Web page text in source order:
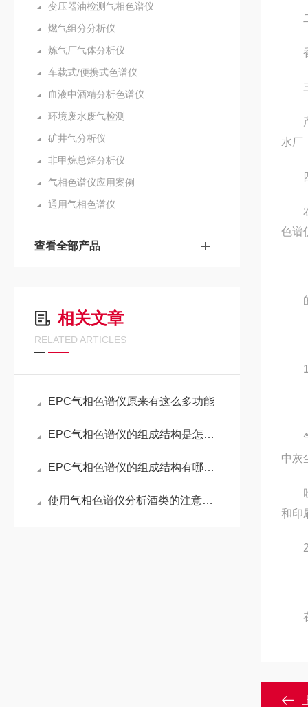
变压器油检测气相色谱仪
燃气组分分析仪
炼气厂气体分析仪
车载式/便携式色谱仪
血液中酒精分析色谱仪
环境废水废气检测
矿井气分析仪
非甲烷总烃分析仪
气相色谱仪应用案例
通用气相色谱仪
查看全部产品
相关文章
RELATED ARTICLES
EPC气相色谱仪原来有这么多功能
EPC气相色谱仪的组成结构是怎样的
EPC气相色谱仪的组成结构有哪些？
使用气相色谱仪分析酒类的注意事项
二
香
三
产
水厂
四
农
色谱
1
气
中灰
吹
和印
2
在